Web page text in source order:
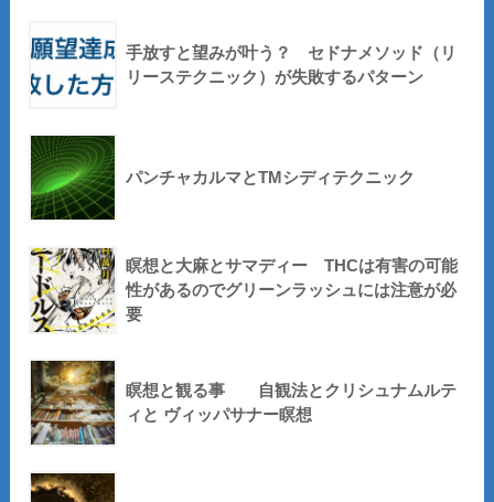
手放すと望みが叶う？ セドナメソッド（リ
リーステクニック）が失敗するパターン
パンチャカルマとTMシディテクニック
瞑想と大麻とサマディー THCは有害の可能
性があるのでグリーンラッシュには注意が必
要
瞑想と観る事 自観法とクリシュナムルテ
ィと ヴィッパサナー瞑想